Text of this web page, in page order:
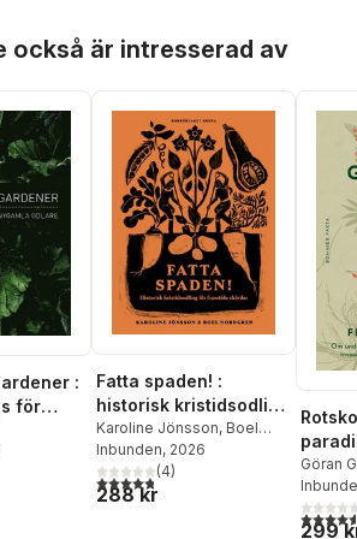
också är intresserad av
:
för
Totalt antal röster:
Fatta spaden! :
historisk kristidsodling
för framtida skördar
Karoline Jönsson, Boel
Nordgren
Inbunden, 2026
4,8utav 5 stjärnor. Totalt antal röster:
(4)
288 kr
inför
och
arter,
Göran
4,6utav
299